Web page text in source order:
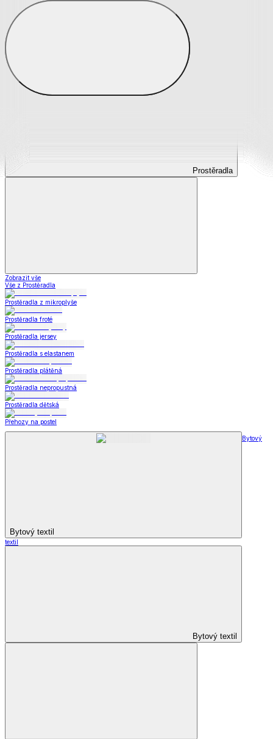
Prostěradla
Prostěradla
Zobrazit vše
Vše z Prostěradla
Prostěradla z mikroplyše
Prostěradla froté
Prostěradla jersey
Prostěradla s elastanem
Prostěradla plátěná
Prostěradla nepropustná
Prostěradla dětská
Přehozy na postel
Bytový textil
Bytový
textil
Bytový textil